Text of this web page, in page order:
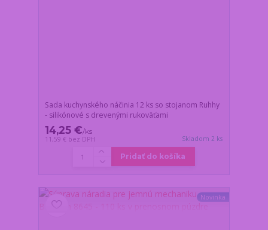
Sada kuchynského náčinia 12 ks so stojanom Ruhhy
- silikónové s drevenými rukoväťami
14,25 €/ks
11,59 € bez DPH Skladom 2 ks
Pridať do košíka
Novinka